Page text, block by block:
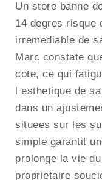
Un store banne
14 degres risque
irremediable de
Marc constate
cote, ce qui
l esthetique de
dans un
situees sur les
simple garantit
prolonge la vie
proprietaire